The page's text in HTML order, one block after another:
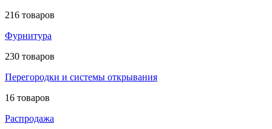
216 товаров
Фурнитура
230 товаров
Перегородки и системы открывания
16 товаров
Распродажа